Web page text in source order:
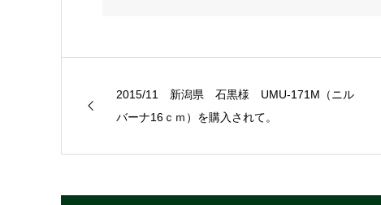
2015/11 新潟県 石黒様 UMU-171M（ニル
バーナ16ｃｍ）を購入されて。